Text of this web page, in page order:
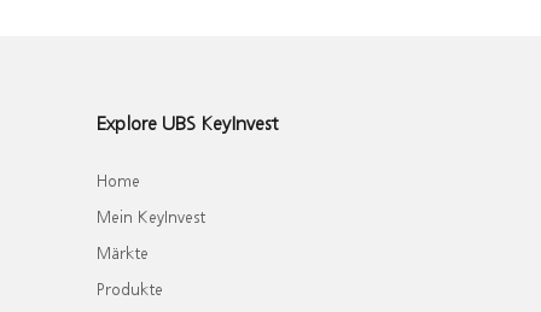
Explore UBS KeyInvest
Home
Mein KeyInvest
Märkte
Produkte